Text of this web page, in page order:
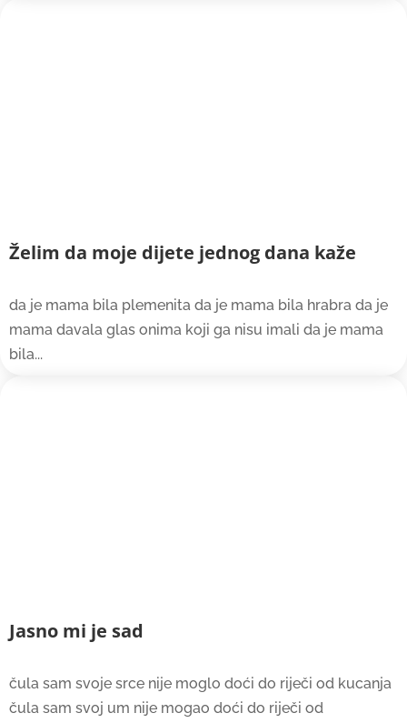
Želim da moje dijete jednog dana kaže
da je mama bila plemenita da je mama bila hrabra da je
mama davala glas onima koji ga nisu imali da je mama
bila...
Jasno mi je sad
čula sam svoje srce nije moglo doći do riječi od kucanja
čula sam svoj um nije mogao doći do riječi od